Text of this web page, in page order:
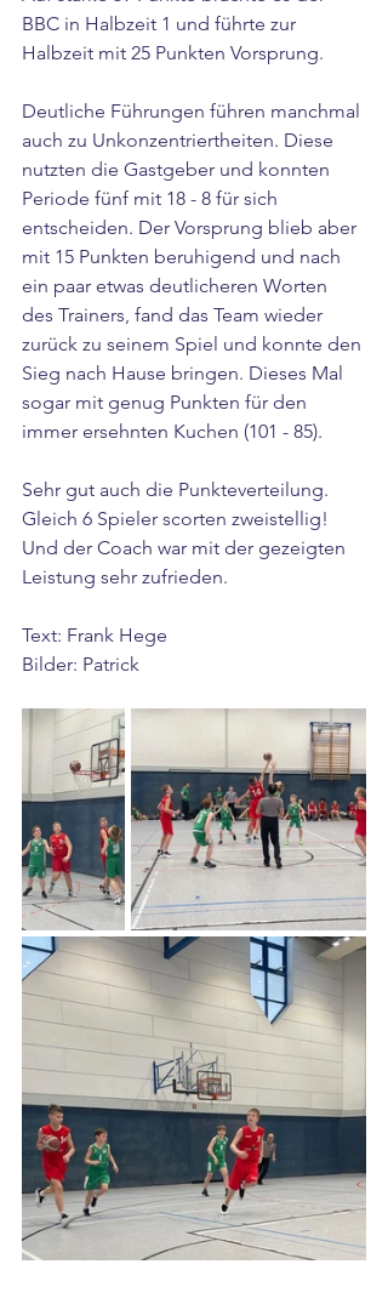
BBC in Halbzeit 1 und führte zur
Halbzeit mit 25 Punkten Vorsprung.
Deutliche Führungen führen manchmal
auch zu Unkonzentriertheiten. Diese
nutzten die Gastgeber und konnten
Periode fünf mit 18 - 8 für sich
entscheiden. Der Vorsprung blieb aber
mit 15 Punkten beruhigend und nach
ein paar etwas deutlicheren Worten
des Trainers, fand das Team wieder
zurück zu seinem Spiel und konnte den
Sieg nach Hause bringen. Dieses Mal
sogar mit genug Punkten für den
immer ersehnten Kuchen (101 - 85).
Sehr gut auch die Punkteverteilung.
Gleich 6 Spieler scorten zweistellig!
Und der Coach war mit der gezeigten
Leistung sehr zufrieden.
Text: Frank Hege
Bilder: Patrick